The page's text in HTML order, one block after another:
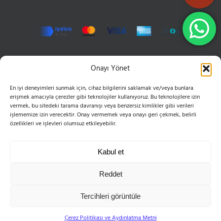
Onayı Yönet
En iyi deneyimleri sunmak için, cihaz bilgilerini saklamak ve/veya bunlara
erişmek amacıyla çerezler gibi teknolojiler kullanıyoruz. Bu teknolojilere izin
vermek, bu sitedeki tarama davranışı veya benzersiz kimlikler gibi verileri
işlememize izin verecektir. Onay vermemek veya onayı geri çekmek, belirli
özellikleri ve işlevleri olumsuz etkileyebilir.
Kabul et
Reddet
Tercihleri görüntüle
Çerez Politikası ve Aydınlatma Metni
Hızır Reis Sokak No: 16 34846 Cevizli Maltepe
Phone:0216 399 10 50
Mobile:0555 654 61 83
Email:bilgi@esvoleybol.com
Telif Hakkı 2004-2025 ES Spor Kulübü Derneği | Tüm Hakları Saklıdır